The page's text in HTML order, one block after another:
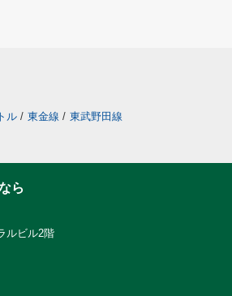
ル / 東金線 / 東武野田線
ら
ルビル2階